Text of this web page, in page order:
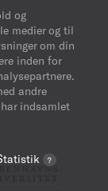
og
medier og til
om din
inden for
andre
indsamlet
?